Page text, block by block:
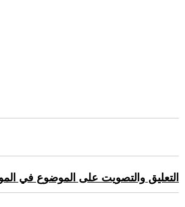
التعليق والتصويت على الموضوع في